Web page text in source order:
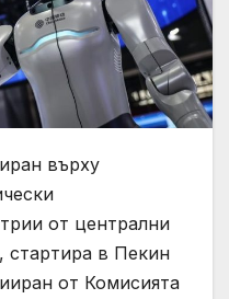
върху
от централни
стартира в Пекин
от Комисията